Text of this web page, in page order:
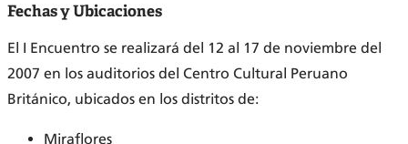
Fechas y Ubicaciones
El I Encuentro se realizará del 12 al 17 de noviembre del
2007 en los auditorios del Centro Cultural Peruano
Británico, ubicados en los distritos de:
Miraflores